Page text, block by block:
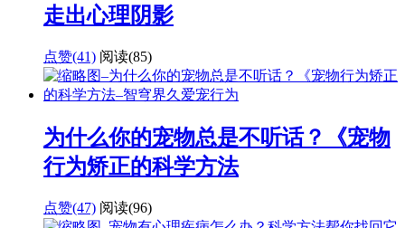
走出心理阴影
点赞(41) 阅读(85)
为什么你的宠物总是不听话？《宠物
行为矫正的科学方法
点赞(47) 阅读(96)